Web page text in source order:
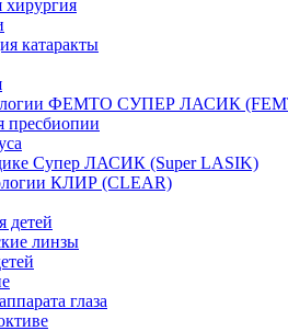
хирургия
катаракты
ФЕМТО СУПЕР ЛАСИК
пресбиопии
Супер ЛАСИК (Super LASIK)
КЛИР (CLEAR)
детей
линзы
глаза